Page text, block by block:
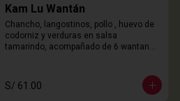
Kam Lu Wantán
Chancho, langostinos, pollo , huevo de
codorniz y verduras en salsa
tamarindo, acompañado de 6 wantanes
S/ 61.00